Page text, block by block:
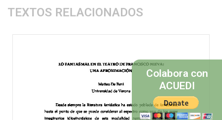
TEXTOS RELACIONADOS
Colabora con
ACUEDI